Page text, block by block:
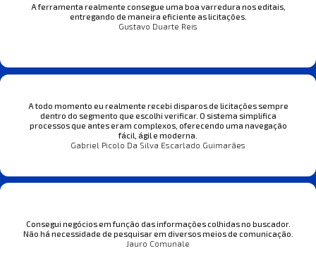
A ferramenta realmente consegue uma boa varredura nos editais,
entregando de maneira eficiente as licitações.
Gustavo Duarte Reis
A todo momento eu realmente recebi disparos de licitações sempre
dentro do segmento que escolhi verificar. O sistema simplifica
processos que antes eram complexos, oferecendo uma navegação
fácil, ágil e moderna.
Gabriel Picolo Da Silva Escarlado Guimarães
Consegui negócios em função das informações colhidas no buscador.
Não há necessidade de pesquisar em diversos meios de comunicação.
Jauro Comunale